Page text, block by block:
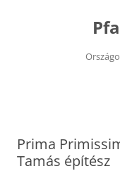
Prima
Tamás építész